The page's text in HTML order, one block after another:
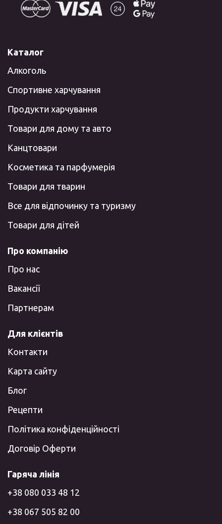
Каталог
Алкоголь
Спортивне харчування
Продукти харчування
Товари для дому та авто
Канцтовари
Косметика та парфумерія
Товари для тварин
Все для відпочинку та туризму
Товари для дітей
Про компанію
Про нас
Вакансії
Партнерам
Для клієнтів
Контакти
Карта сайту
Блог
Рецепти
Політика конфіденційності
Договір Оферти
Гаряча лінія
+38 080 033 48 12
+38 067 505 82 00